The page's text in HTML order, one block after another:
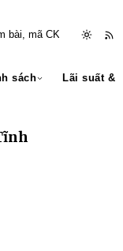
sách Lãi suất &